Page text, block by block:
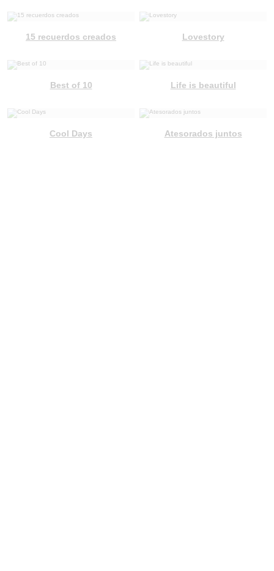
15 recuerdos creados Lovestory
Best of 10 Life is beautiful
Cool Days Atesorados juntos